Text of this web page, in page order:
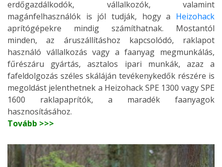
erdőgazdálkodók, vállalkozók, valamint
magánfelhasználók is jól tudják, hogy a Heizohack
aprítógépekre mindig számíthatnak. Mostantól
minden, az áruszállításhoz kapcsolódó, raklapot
használó vállalkozás vagy a faanyag megmunkálás,
fűrészáru gyártás, asztalos ipari munkák, azaz a
fafeldolgozás széles skáláján tevékenykedők részére is
megoldást jelenthetnek a Heizohack SPE 1300 vagy SPE
1600 raklapaprítók, a maradék faanyagok
hasznosításához.
Tovább >>>